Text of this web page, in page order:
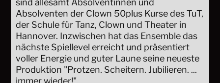
sind allesamt Absolventinnen und
Absolventen der Clown 50plus Kurse des TuT,
der Schule für Tanz, Clown und Theater in
Hannover. Inzwischen hat das Ensemble das
nächste Spiellevel erreicht und präsentiert
voller Energie und guter Laune seine neueste
Produktion "Protzen. Scheitern. Jubilieren. ...